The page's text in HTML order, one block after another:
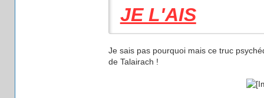
JE L'AIS
Je sais pas pourquoi mais ce truc
de Talairach !